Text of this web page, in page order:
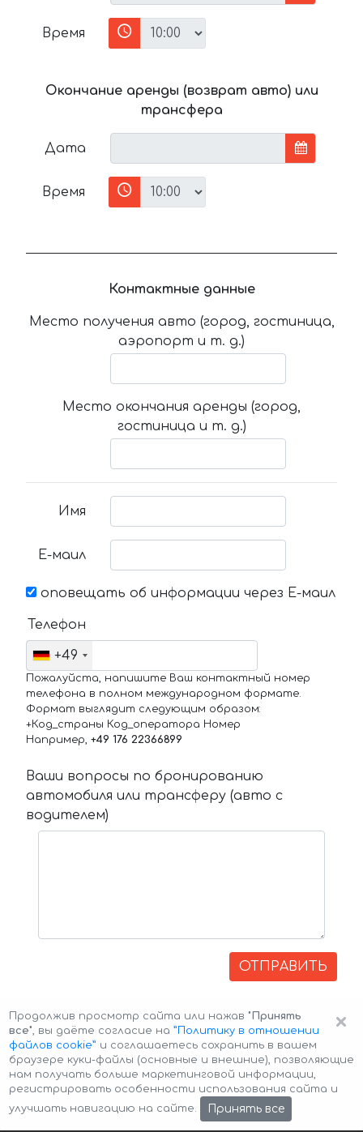
Время
Окончание аренды (возврат авто) или
трансфера
Дата
Время
Контактные данные
Место получения авто (город, гостиница,
аэропорт и т. д.)
Место окончания аренды (город,
гостиница и т. д.)
Имя
Е-маил
оповещать об информации через Е-маил
Телефон
+49
Пожалуйста, напишите Ваш контактный номер
телефона в полном международном формате.
Формат выглядит следующим образом:
+Код_страны Код_оператора Номер
Например, +49 176 22366899
Ваши вопросы по бронированию
автомобиля или трансферу (авто с
водителем)
ОТПРАВИТЬ
Авторские права © 2026 Авто-Аренда Cookie Policy
×
Продолжив просмотр сайта или нажав "Принять
все", вы даёте согласие на ”Политику в отношении
файлов cookie” и соглашаетесь сохранить в вашем
браузере куки-файлы (основные и внешние), позволяющие
нам получать больше маркетинговой информации,
регистрировать особенности использования сайта и
улучшать навигацию на сайте.
Принять все